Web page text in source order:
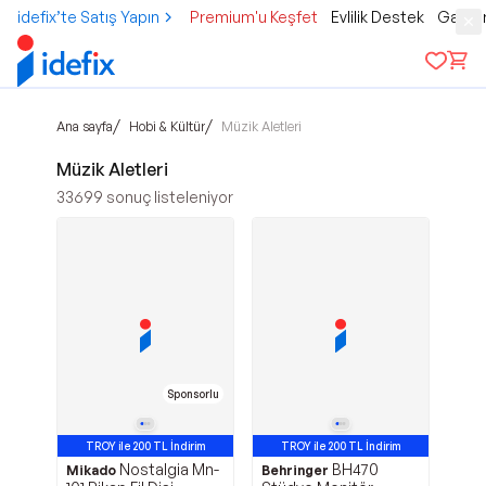
idefix’te Satış Yapın Premium'u Keşfet Evlilik Destek
Ana sayfa/ Hobi & Kültür/ Müzik Aletleri
Müzik Aletleri
33699 sonuç listeleniyor
Sponsorlu
TROY ile 200 TL İndirim
En Çok Satan 1. Ürün
Mikado Nostalgia Mn-
TROY ile 200 TL İndirim
En Çok Satan 2. Ürün
Behringer BH470